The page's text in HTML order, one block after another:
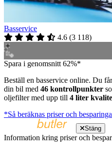
Basservice
4.6 (3 118)
Spara i genomsnitt 62%*
Beställ en basservice online. Du
din bil med 46 kontrollpunkter
oljefilter med upp till 4 liter
*Så beräknas priser och
Stäng
Information kring priser och